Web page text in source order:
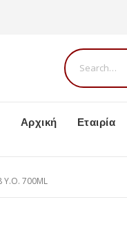
Αρχική Εταιρία
Y.O. 700ML